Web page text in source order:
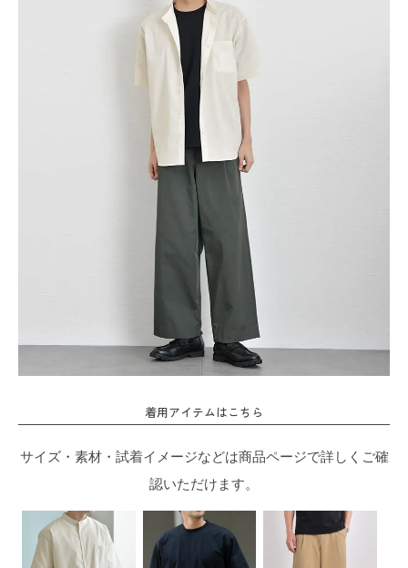
着用アイテムはこちら
サイズ・素材・試着イメージなどは商品ページで詳しくご確
認いただけます。